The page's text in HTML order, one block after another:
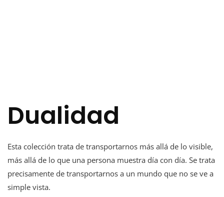
Dualidad
Esta colección trata de transportarnos más allá de lo visible,
más allá de lo que una persona muestra día con día. Se trata
precisamente de transportarnos a un mundo que no se ve a
simple vista.